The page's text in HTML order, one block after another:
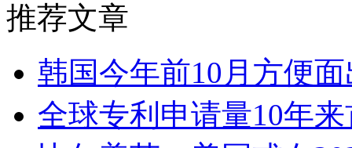
推荐文章
韩国今年前10月方便
全球专利申请量10年